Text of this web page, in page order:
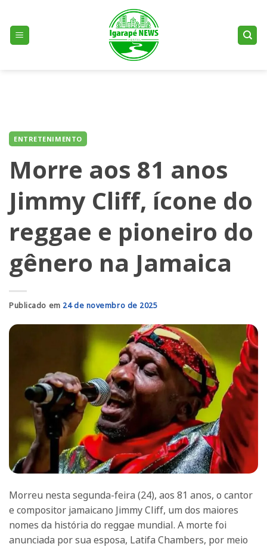
content
ENTRETENIMENTO
Morre aos 81 anos
Jimmy Cliff, ícone do
reggae e pioneiro do
gênero na Jamaica
Publicado em 24 de novembro de 2025
Morreu nesta segunda-feira (24), aos 81 anos, o cantor
e compositor jamaicano Jimmy Cliff, um dos maiores
nomes da história do reggae mundial. A morte foi
anunciada por sua esposa, Latifa Chambers, por meio